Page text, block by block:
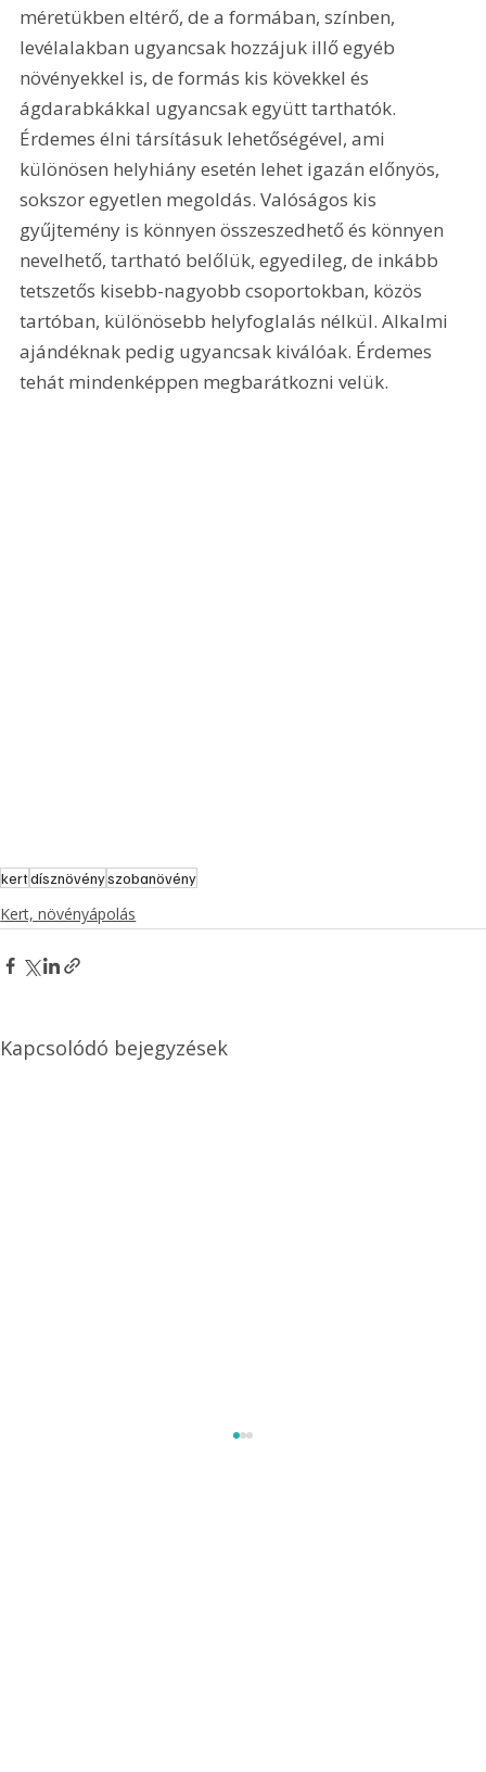
méretükben eltérő, de a formában, színben,
levélalakban ugyancsak hozzájuk illő egyéb
növényekkel is, de formás kis kövekkel és
ágdarabkákkal ugyancsak együtt tarthatók.
Érdemes élni társításuk lehetőségével, ami
különösen helyhiány esetén lehet igazán előnyös,
sokszor egyetlen megoldás. Valóságos kis
gyűjtemény is könnyen összeszedhető és könnyen
nevelhető, tartható belőlük, egyedileg, de inkább
tetszetős kisebb-nagyobb csoportokban, közös
tartóban, különösebb helyfoglalás nélkül. Alkalmi
ajándéknak pedig ugyancsak kiválóak. Érdemes
tehát mindenképpen megbarátkozni velük.
kertdísznövényszobanövény
Kert, növényápolás
Kapcsolódó bejegyzések